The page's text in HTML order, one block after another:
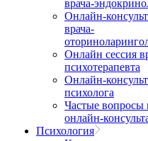
врача-
Онлайн-
врача-
Онлайн сессия
психотерапевта
Онлайн-
психолога
Частые вопросы
онлайн-
Психология